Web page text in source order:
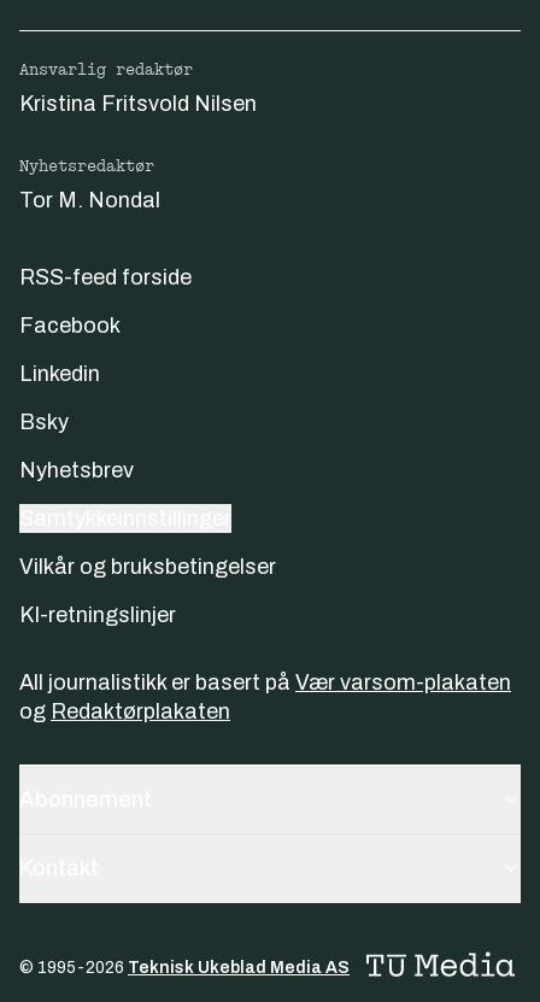
Ansvarlig redaktør
Kristina Fritsvold Nilsen
Nyhetsredaktør
Tor M. Nondal
RSS-feed forside
Facebook
Linkedin
Bsky
Nyhetsbrev
Vilkår og bruksbetingelser
KI-retningslinjer
All journalistikk er basert på Vær varsom-plakaten
og Redaktørplakaten
© 1995-2026 Teknisk Ukeblad Media AS